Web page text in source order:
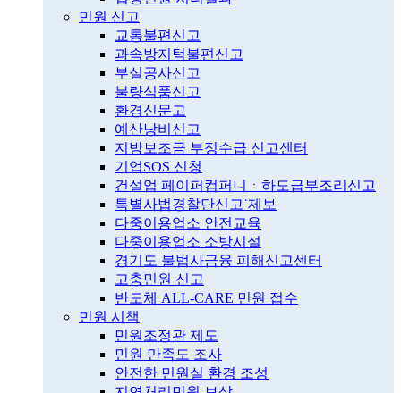
민원 신고
교통불편신고
과속방지턱불편신고
부실공사신고
불량식품신고
환경신문고
예산낭비신고
지방보조금 부정수급 신고센터
기업SOS 신청
건설업 페이퍼컴퍼니ㆍ하도급부조리신고
특별사법경찰단신고˙제보
다중이용업소 안전교육
다중이용업소 소방시설
경기도 불법사금융 피해신고센터
고충민원 신고
반도체 ALL-CARE 민원 접수
민원 시책
민원조정관 제도
민원 만족도 조사
안전한 민원실 환경 조성